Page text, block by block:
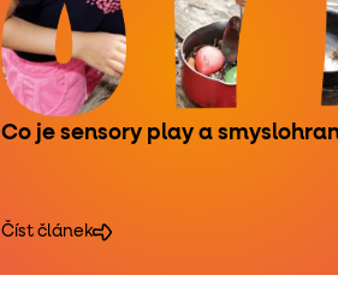
Co je sensory play a
Číst článek